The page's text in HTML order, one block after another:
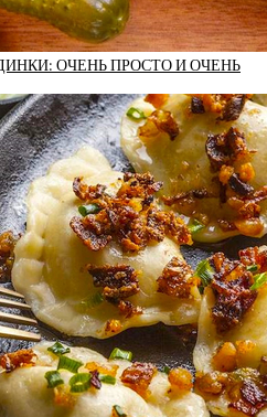
ОЧЕНЬ ПРОСТО И ОЧЕНЬ